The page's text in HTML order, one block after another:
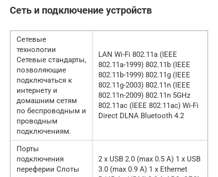
Сеть и подключение устройств
Сетевые
технологии
Сетевые стандарты,
позволяющие
подключаться к
интернету и
домашним сетям
по беспроводным и
проводным
подключениям.
LAN Wi-Fi 802.11a (IEEE
802.11a-1999) 802.11b (IEEE
802.11b-1999) 802.11g (IEEE
802.11g-2003) 802.11n (IEEE
802.11n-2009) 802.11n 5GHz
802.11ac (IEEE 802.11ac) Wi-Fi
Direct DLNA Bluetooth 4.2
Порты
подключения
переферии Слоты
2 x USB 2.0 (max 0.5 A) 1 x USB
3.0 (max 0.9 A) 1 x Ethernet